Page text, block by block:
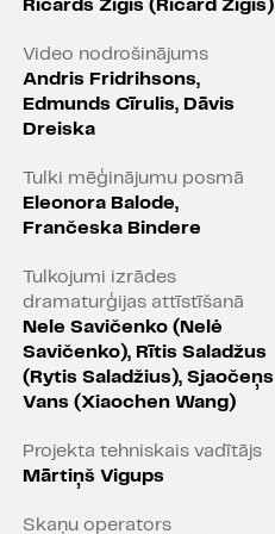
perspektīvām.
izjust, kaut man
slēpjas šādas mākslas
teātris." 4,5/5
objekts un izrādes
tā ir cilvēks, tāpēc uz
īpaši spēcīgi
un dzīvā partnerība."
"Satori.lv" 16.12.2025.
ideja?
viens vienīgs
Ričards Žigis (Ričard Žigis)
Video nodrošinājums
Andris Fridrihsons,
Edmunds Cīrulis, Dāvis
Dreiska
Tulki mēģinājumu posmā
Eleonora Balode,
Frančeska Bindere
Tulkojumi izrādes
dramaturģijas attīstīšanā
Nele Savičenko (Nelė
Savičenko), Rītis Saladžus
(Rytis Saladžius), Sjaočeņs
Vans (Xiaochen Wang)
Projekta tehniskais vadītājs
Mārtiņš Vigups
Skaņu operators